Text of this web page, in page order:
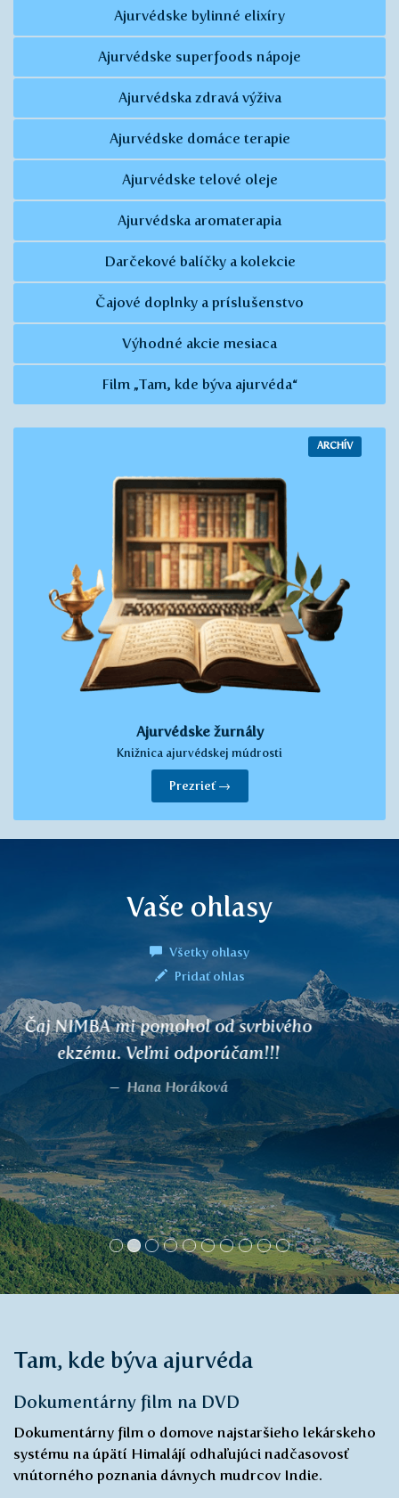
Ajurvédske bylinné elixíry
Ajurvédske superfoods nápoje
Ajurvédska zdravá výživa
Ajurvédske domáce terapie
Ajurvédske telové oleje
Ajurvédska aromaterapia
Darčekové balíčky a kolekcie
Čajové doplnky a príslušenstvo
Výhodné akcie mesiaca
Film „Tam, kde býva ajurvéda“
ARCHÍV
Ajurvédske žurnály
Knižnica ajurvédskej múdrosti
Prezrieť →
Vaše ohlasy
Všetky ohlasy
Pridať ohlas
Ďakujem za kvalitu vašich produktov,
ktoré sú cenovo dostupné. Ďakujem
ľuďom, ktorí zbierajú rastliny a umožňujú
nám vychutnávať si vaše vynikajúce čaje.
Eric, Limoges
Tam, kde býva ajurvéda
Dokumentárny film na DVD
Dokumentárny film o domove najstaršieho lekárskeho
systému na úpätí Himalájí odhaľujúci nadčasovosť
vnútorného poznania dávnych mudrcov Indie.